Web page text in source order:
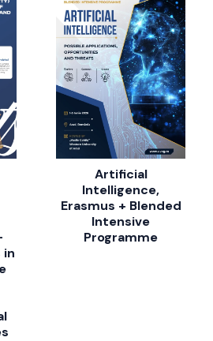
in
Artificial
Intelligence,
Erasmus + Blended
Intensive
Programme